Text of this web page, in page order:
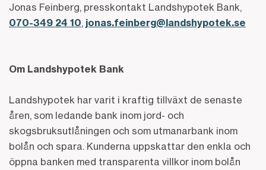
Jonas Feinberg, presskontakt Landshypotek Bank,
070-349 24 10, jonas.feinberg@landshypotek.se
Om Landshypotek Bank
Landshypotek har varit i kraftig tillväxt de senaste
åren, som ledande bank inom jord- och
skogsbruksutlåningen och som utmanarbank inom
bolån och spara. Kunderna uppskattar den enkla och
öppna banken med transparenta villkor inom bolån